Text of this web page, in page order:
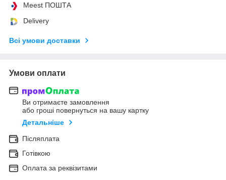
Meest ПОШТА
Delivery
Всі умови доставки
Умови оплати
Ви отримаєте замовлення
або гроші повернуться на вашу картку
Детальніше
Післяплата
Готівкою
Оплата за реквізитами